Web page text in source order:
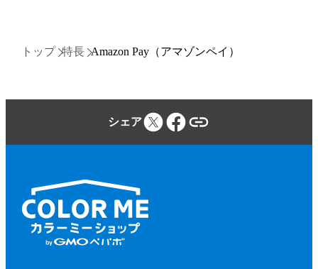
トップ 特長 Amazon Pay（アマゾンペイ）
シェア